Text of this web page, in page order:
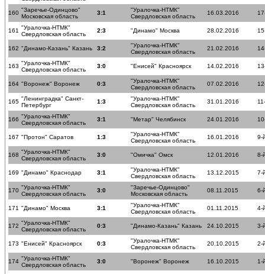
160 "Заречье-Одинцово"
Московская область
3:1
"Уралочка-НТМК"
Свердловская область
16.03.2016
161 "Уралочка-НТМК"
Свердловская область
2:3 "Динамо" Москва 28.02.2016
162 "Динамо-Казань" Казань 3:2
"Уралочка-НТМК"
Свердловская область
21.02.2016
163 "Уралочка-НТМК"
Свердловская область
3:0 "Енисей" Красноярск 14.02.2016
164 "Воронеж" Воронеж 0:3
"Уралочка-НТМК"
Свердловская область
07.02.2016
165 "Ленинградка" Санкт-
Петербург
1:3
"Уралочка-НТМК"
Свердловская область
31.01.2016
166 "Уралочка-НТМК"
Свердловская область
3:1 "Метар" Челябинск 24.01.2016
167 "Протон" Саратов 1:3
"Уралочка-НТМК"
Свердловская область
16.01.2016 9-
168 "Уралочка-НТМК"
Свердловская область
3:0 "Омичка" Омск 12.01.2016 8-
169 "Динамо" Краснодар 3:1
"Уралочка-НТМК"
Свердловская область
13.12.2015 7-
170 "Уралочка-НТМК"
Свердловская область
3:0
"Заречье-Одинцово"
Московская область
08.11.2015 6-
171 "Динамо" Москва 3:1
"Уралочка-НТМК"
Свердловская область
01.11.2015 4-
172 "Уралочка-НТМК"
Свердловская область
0:3 "Динамо-Казань" Казань 24.10.2015 3-
173 "Енисей" Красноярск 0:3
"Уралочка-НТМК"
Свердловская область
20.10.2015 2-
174 "Уралочка-НТМК"
Свердловская область
3:0 "Воронеж" Воронеж 16.10.2015 1-